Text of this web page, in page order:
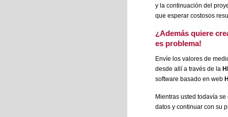
y la continuación del
que esperar costosos
¿Además quiere
es problema!
Envíe los valores de
desde allí a través de la
software basado en web
Mientras usted todavía
datos y continuar con su